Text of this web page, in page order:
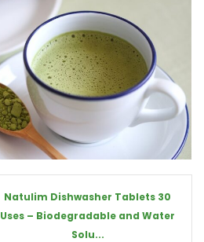
Natulim Dishwasher Tablets 30
Uses – Biodegradable and Water
Solu...